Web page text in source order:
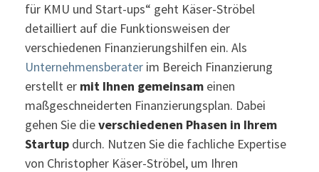
für KMU und Start-ups“ geht Käser-Ströbel
detailliert auf die Funktionsweisen der
verschiedenen Finanzierungshilfen ein. Als
Unternehmensberater im Bereich Finanzierung
erstellt er mit Ihnen gemeinsam einen
maßgeschneiderten Finanzierungsplan. Dabei
gehen Sie dieverschiedenen Phasen in Ihrem
Startup durch. Nutzen Sie die fachliche Expertise
von Christopher Käser-Ströbel, um Ihren